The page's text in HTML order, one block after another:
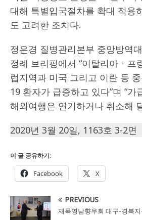
대해 특별입국절차를 확대 적용
도 고려한 조치다.
정은경 질병관리본부 중앙방역
정례 브리핑에서 “이탈리아ㆍ프
럽지역과 미국 그리고 이란 등
19 환자가 급증하고 있다”며 “가
해외여행은 연기하거나 취소해
2020년 3월 20일, 1163호 3-2면
이 글 공유하기:
Facebook X
PREVIOUS
재독영남향우회 대구-경북